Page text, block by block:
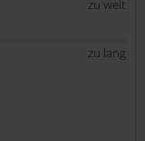
zu weit
zu lang